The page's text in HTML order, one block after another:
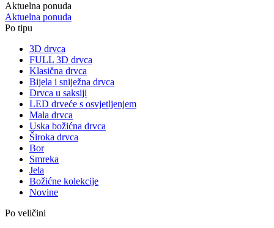
Aktuelna ponuda
Aktuelna ponuda
Po tipu
3D drvca
FULL 3D drvca
Klasična drvca
Bijela i sniježna drvca
Drvca u saksiji
LED drveće s osvjetljenjem
Mala drvca
Uska božićna drvca
Široka drvca
Bor
Smreka
Jela
Božićne kolekcije
Novine
Po veličini